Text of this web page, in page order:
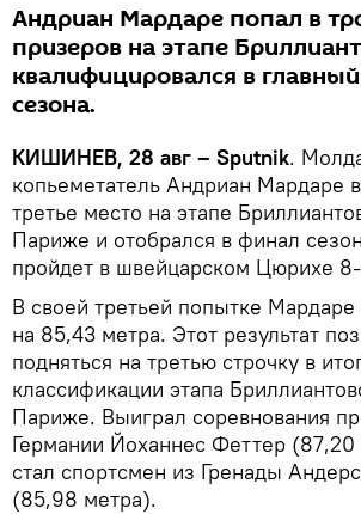
Андриан Мардаре попал в
призеров на этапе
квалифицировался в
сезона.
КИШИНЕВ, 28 авг – Sputnik.
копьеметатель Андриан Мардаре
третье место на этапе
Париже и отобрался в финал
пройдет в швейцарском Цюрихе
В своей третьей попытке Мардаре
на 85,43 метра. Этот результат
подняться на третью строчку в
классификации этапа
Париже. Выиграл соревнования
Германии Йоханнес Феттер
стал спортсмен из Гренады
(85,98 метра).